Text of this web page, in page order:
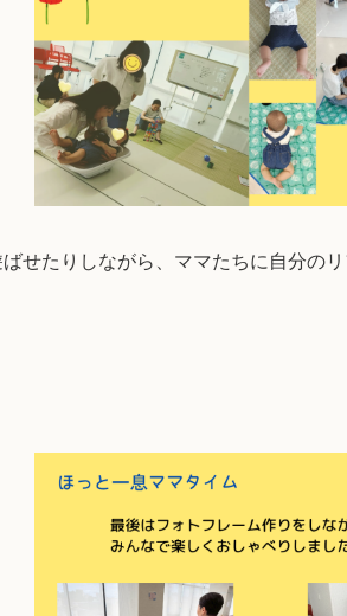
せたりしながら、ママたちに自分の